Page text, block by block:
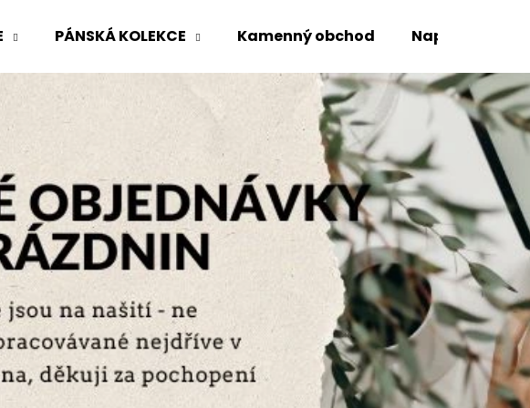
PÁNSKÁ KOLEKCE Kamenný obchod Napište nám
Co potřebujete najít?
Doporučujeme
BALÓNOVÉ RUKÁVY
350 Kč
ASYMETRICKÝ TOPÍK LEA MÁSLOVÁ
MADEIRA
1 620 Kč